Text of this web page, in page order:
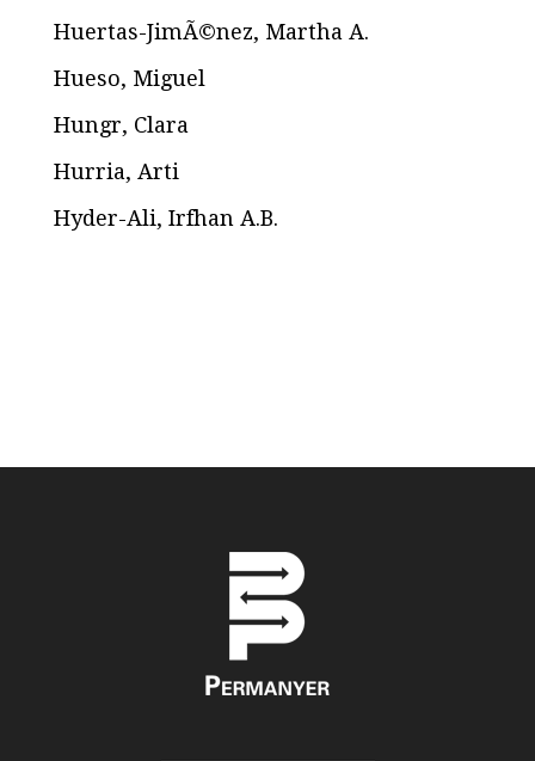
Huertas-JimÃ©nez, Martha A.
Hueso, Miguel
Hungr, Clara
Hurria, Arti
Hyder-Ali, Irfhan A.B.